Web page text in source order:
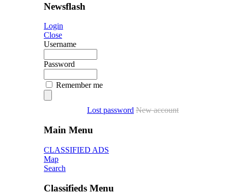
Newsflash
Login
Close
Username
Password
Remember me
Lost password New account
Main Menu
CLASSIFIED ADS
Map
Search
Classifieds Menu